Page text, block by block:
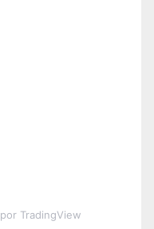
por TradingView